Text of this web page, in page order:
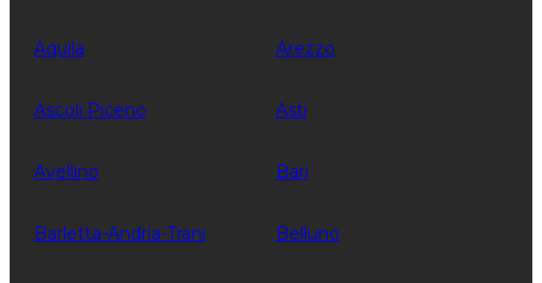
Aquila Arezzo
Ascoli Piceno Asti
Avellino Bari
Barletta-Andria-Trani Belluno